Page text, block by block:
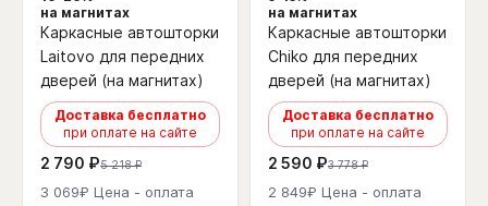
на магнитах
Каркасные автошторки
Laitovo для передних
дверей (на магнитах)
Доставка бесплатно
при оплате на сайте
2 790 ₽5 218 ₽
3 069₽ Цена - оплата
на магнитах
Каркасные автошторки
Chiko для передних
дверей (на магнитах)
Доставка бесплатно
при оплате на сайте
2 590 ₽3 778 ₽
2 849₽ Цена - оплата